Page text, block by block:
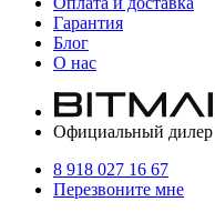
Гарантия
Блог
О нас
Официальный дилер
8 918 027 16 67
Перезвоните мне